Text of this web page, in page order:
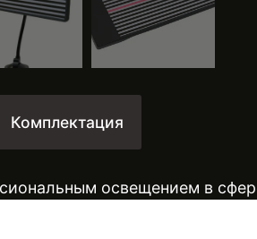
Комплектация
освещением в